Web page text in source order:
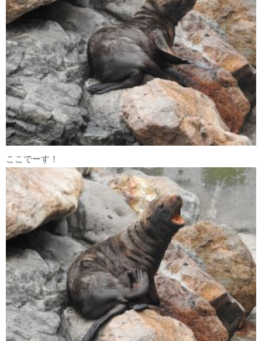
ここでーす！